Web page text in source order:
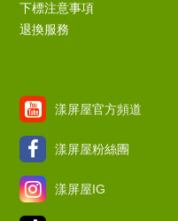
下標注意事項
退換服務
漾屏屋官方頻道
漾屏屋粉絲團
漾屏屋IG